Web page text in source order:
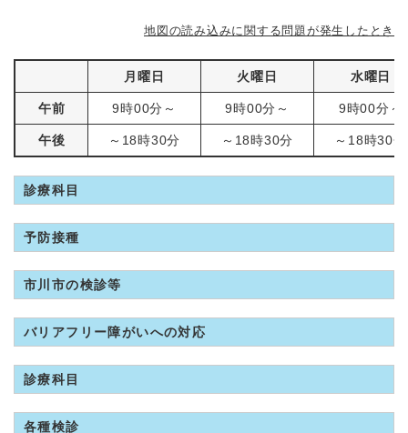
地図の読み込みに関する問題が発生したとき
月曜日 火曜日 水曜日
午前 9時00分～ 9時00分～ 9時00分～
午後 ～18時30分 ～18時30分 ～18時30分
診療科目
予防接種
市川市の検診等
バリアフリー障がいへの対応
診療科目
各種検診